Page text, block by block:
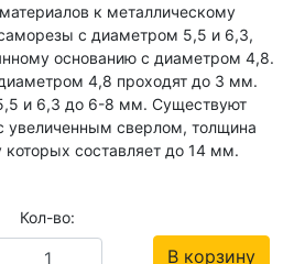
к металлическому
с диаметром 5,5 и 6,3,
основанию с диаметром 4,8.
4,8 проходят до 3 мм.
и 6,3 до 6-8 мм. Существуют
увеличенным сверлом, толщина
составляет до 14 мм.
Кол-во:
В корзину